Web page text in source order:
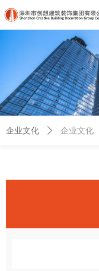
企业文化 ꄲ 企业文化